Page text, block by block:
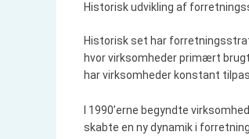
Historisk udvikling af
Historisk set har
hvor virksomheder primært
har virksomheder konstant
I 1990’erne begyndte
skabte en ny dynamik i